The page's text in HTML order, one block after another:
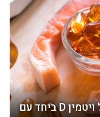
האם באמת מסוכן ליטול ויטמין D ביחד עם